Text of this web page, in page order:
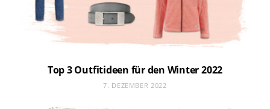
Top 3 Outfitideen für den Winter 2022
7. DEZEMBER 2022